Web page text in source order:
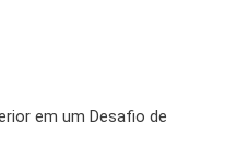
em um Desafio de